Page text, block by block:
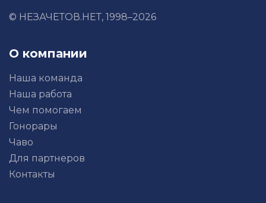
© НЕЗАЧЕТОВ.НЕТ, 1998–2026
О компании
Наша команда
Наша работа
Чем помогаем
Гонорары
Чаво
Для партнеров
Контакты